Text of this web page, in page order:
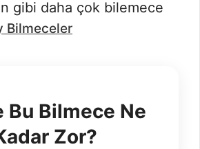
gibi daha çok bilemece
Bilmeceler
Bu Bilmece Ne
Zor?